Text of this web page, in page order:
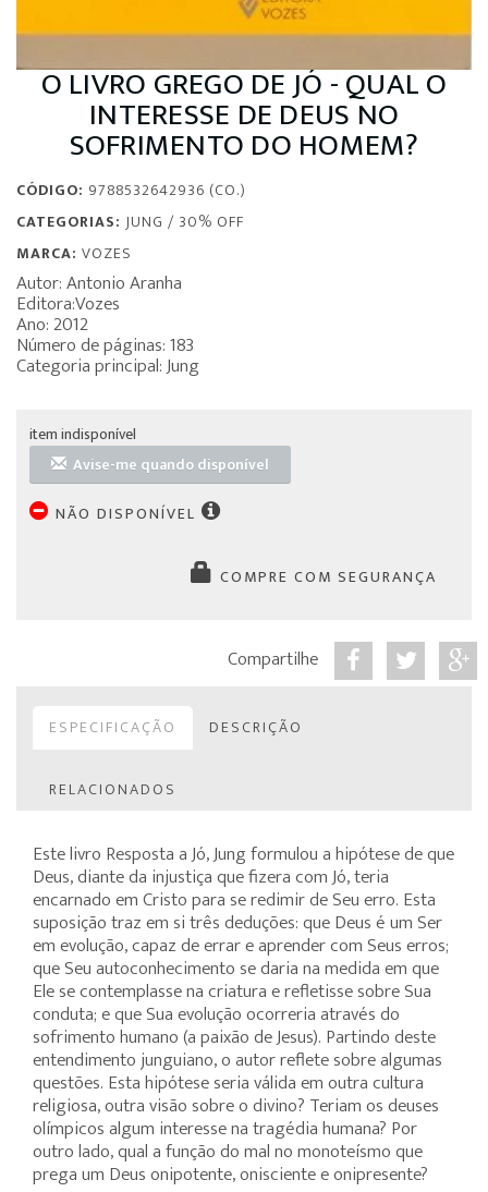
O LIVRO GREGO DE JÓ - QUAL O
INTERESSE DE DEUS NO
SOFRIMENTO DO HOMEM?
CÓDIGO: 9788532642936 (CO.)
CATEGORIAS: JUNG / 30% OFF
MARCA: VOZES
Autor: Antonio Aranha
Editora:Vozes
Ano: 2012
Número de páginas: 183
Categoria principal: Jung
item indisponível
Avise-me quando disponível
NÃO DISPONÍVEL
COMPRE COM SEGURANÇA
Compartilhe
ESPECIFICAÇÃO DESCRIÇÃO
RELACIONADOS
Este livro Resposta a Jó, Jung formulou a hipótese de que
Deus, diante da injustiça que fizera com Jó, teria
encarnado em Cristo para se redimir de Seu erro. Esta
suposição traz em si três deduções: que Deus é um Ser
em evolução, capaz de errar e aprender com Seus erros;
que Seu autoconhecimento se daria na medida em que
Ele se contemplasse na criatura e refletisse sobre Sua
conduta; e que Sua evolução ocorreria através do
sofrimento humano (a paixão de Jesus). Partindo deste
entendimento junguiano, o autor reflete sobre algumas
questões. Esta hipótese seria válida em outra cultura
religiosa, outra visão sobre o divino? Teriam os deuses
olímpicos algum interesse na tragédia humana? Por
outro lado, qual a função do mal no monoteísmo que
prega um Deus onipotente, onisciente e onipresente?